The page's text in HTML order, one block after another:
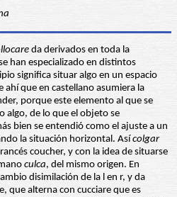
da derivados en toda la
han especializado en distintos
significa situar algo en un espacio
que en castellano asumiera la
porque este elemento al que se
algo, de lo que el objeto se
bien se entendió como el ajuste a un
la situación horizontal. Así colgar
coucher, y con la idea de situarse
culca, del mismo origen. En
disimilación de la l en r, y da
que alterna con cucciare que es